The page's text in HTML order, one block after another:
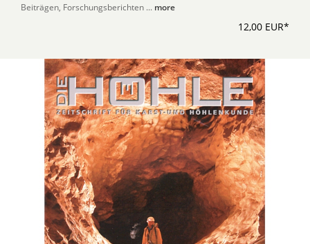
Beiträgen, Forschungsberichten ... more
12,00 EUR*